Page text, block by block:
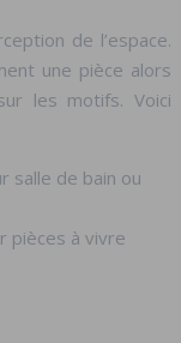
de l’espace.
une pièce alors
les motifs. Voici
salle de bain ou
pièces à vivre